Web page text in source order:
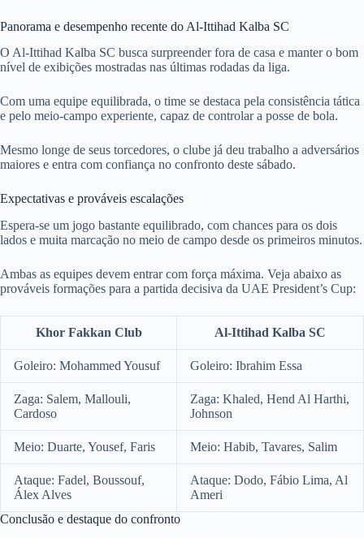
Panorama e desempenho recente do Al-Ittihad Kalba SC
O Al-Ittihad Kalba SC busca surpreender fora de casa e manter o bom
nível de exibições mostradas nas últimas rodadas da liga.
Com uma equipe equilibrada, o time se destaca pela consistência tática
e pelo meio-campo experiente, capaz de controlar a posse de bola.
Mesmo longe de seus torcedores, o clube já deu trabalho a adversários
maiores e entra com confiança no confronto deste sábado.
Expectativas e prováveis escalações
Espera-se um jogo bastante equilibrado, com chances para os dois
lados e muita marcação no meio de campo desde os primeiros minutos.
Ambas as equipes devem entrar com força máxima. Veja abaixo as
prováveis formações para a partida decisiva da UAE President’s Cup:
Khor Fakkan Club Al-Ittihad Kalba SC
Goleiro: Mohammed Yousuf Goleiro: Ibrahim Essa
Zaga: Salem, Mallouli,
Cardoso
Zaga: Khaled, Hend Al Harthi,
Johnson
Meio: Duarte, Yousef, Faris Meio: Habib, Tavares, Salim
Ataque: Fadel, Boussouf,
Álex Alves
Ataque: Dodo, Fábio Lima, Al
Ameri
Conclusão e destaque do confronto